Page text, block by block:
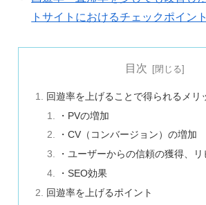
トサイトにおけるチェックポイント
目次
回遊率を上げることで得られるメリ
・PVの増加
・CV（コンバージョン）の増加
・ユーザーからの信頼の獲得、
・SEO効果
回遊率を上げるポイント